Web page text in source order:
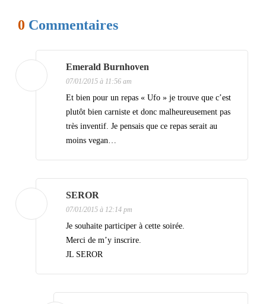
t
o
n
0 Commentaires
Emerald Burnhoven
07/01/2015 à 11:56 am
Et bien pour un repas « Ufo » je trouve que c’est
plutôt bien carniste et donc malheureusement pas
très inventif. Je pensais que ce repas serait au
moins vegan…
SEROR
07/01/2015 à 12:14 pm
Je souhaite participer à cette soirée.
Merci de m’y inscrire.
JL SEROR